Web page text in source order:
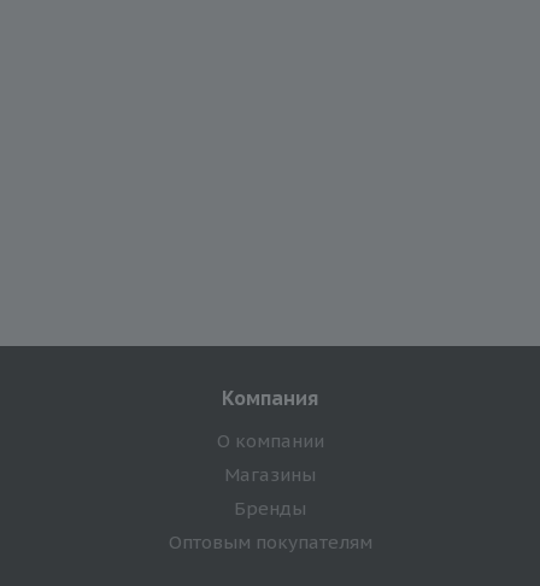
Компания
О компании
Магазины
Бренды
Оптовым покупателям